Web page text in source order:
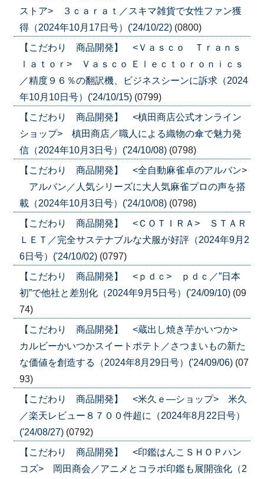
ストア> ３ｃａｒａｔ／スキマ雑貨で女性ファン獲
得（2024年10月17日号）('24/10/22) (0800)
【こだわり 商品開発】 <Ｖａｓｃｏ Ｔｒａｎｓ
ｌａｔｏｒ> Ｖａｓｃｏ Ｅｌｅｃｔｏｒｏｎｉｃｓ
／精度９６％の翻訳機、ビジネスシーンに訴求（2024
年10月10日号）('24/10/15) (0799)
【こだわり 商品開発】 <槙田商店公式オンライン
ショップ> 槙田商店／職人による織物の傘で魅力発
信（2024年10月3日号）('24/10/08) (0798)
【こだわり 商品開発】 <全自動麻雀卓のアルバン>
アルバン／人気シリーズに大人気麻雀プロの声を搭
載（2024年10月3日号）('24/10/08) (0798)
【こだわり 商品開発】 <ＣＯＴＩＲＡ> ＳＴＡＲ
ＬＥＴ／完全サステナブルな犬服が好評（2024年9月2
6日号）('24/10/02) (0797)
【こだわり 商品開発】 <ｐｄｃ> ｐｄｃ／”日本
初”で他社と差別化（2024年9月5日号）('24/09/10) (09
74)
【こだわり 商品開発】 <蔵出し焼き芋かいつか>
カルビーかいつかスイートポテト／さつまいもの新た
な価値を創造する（2024年8月29日号）('24/09/06) (07
93)
【こだわり 商品開発】 <米久ｅ―ショップ> 米久
／楽天レビュー８７００件超に（2024年8月22日号）
('24/08/27) (0792)
【こだわり 商品開発】 <印鑑はんこＳＨＯＰハン
コズ> 岡田商会／アニメとコラボ印鑑も展開強化（2